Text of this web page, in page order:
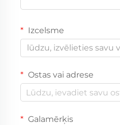
Izcelsme
lūdzu, izvēlieties savu
Ostas vai adrese
Galamērķis